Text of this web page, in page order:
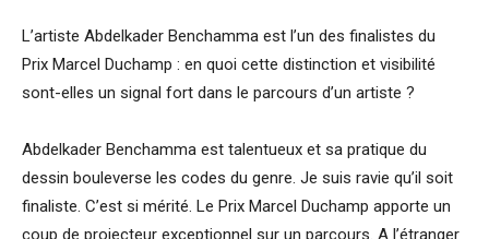
L’artiste Abdelkader Benchamma est l’un des finalistes du
Prix Marcel Duchamp : en quoi cette distinction et visibilité
sont-elles un signal fort dans le parcours d’un artiste ?
Abdelkader Benchamma est talentueux et sa pratique du
dessin bouleverse les codes du genre. Je suis ravie qu’il soit
finaliste. C’est si mérité. Le Prix Marcel Duchamp apporte un
coup de projecteur exceptionnel sur un parcours. A l’étranger